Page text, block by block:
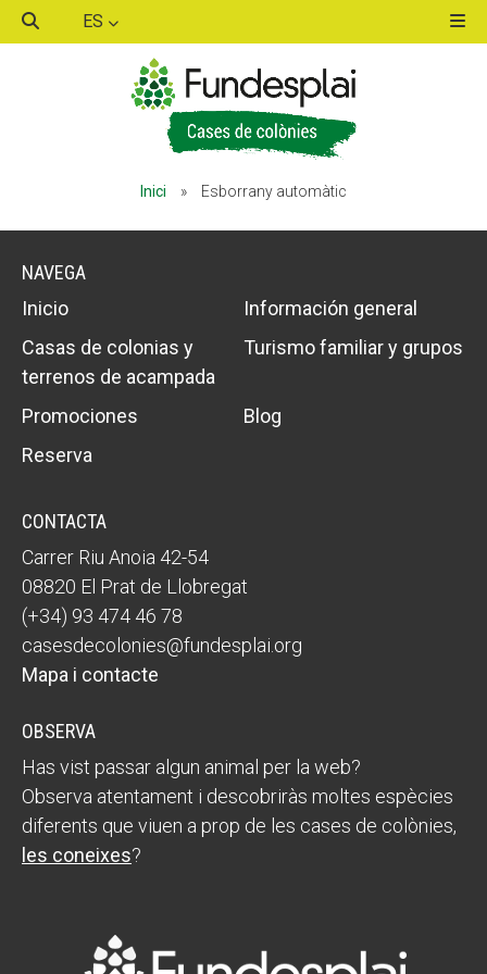
ES
Inici » Esborrany automàtic
NAVEGA
Inicio
Información general
Casas de colonias y
terrenos de acampada
Turismo familiar y grupos
Promociones
Blog
Reserva
CONTACTA
Carrer Riu Anoia 42-54
08820 El Prat de Llobregat
(+34) 93 474 46 78
casesdecolonies@fundesplai.org
Mapa i contacte
OBSERVA
Has vist passar algun animal per la web?
Observa atentament i descobriràs moltes espècies
diferents que viuen a prop de les cases de colònies,
les coneixes?
ACTIVITATS D'ESTIU
ALBERG CENTRE ESPLAI
FORMACIÓ
ACCIÓ SOCIAL I JOVES
ESPLAIS
SUPORT TERCER SECTOR
ACTIVITATS D'ESTIU
ALBERG CENTRE ESPLAI
FORMACIÓ
ACCIÓ SOCIAL I JOVES
ESPLAIS
SUPORT TERCER SECTOR